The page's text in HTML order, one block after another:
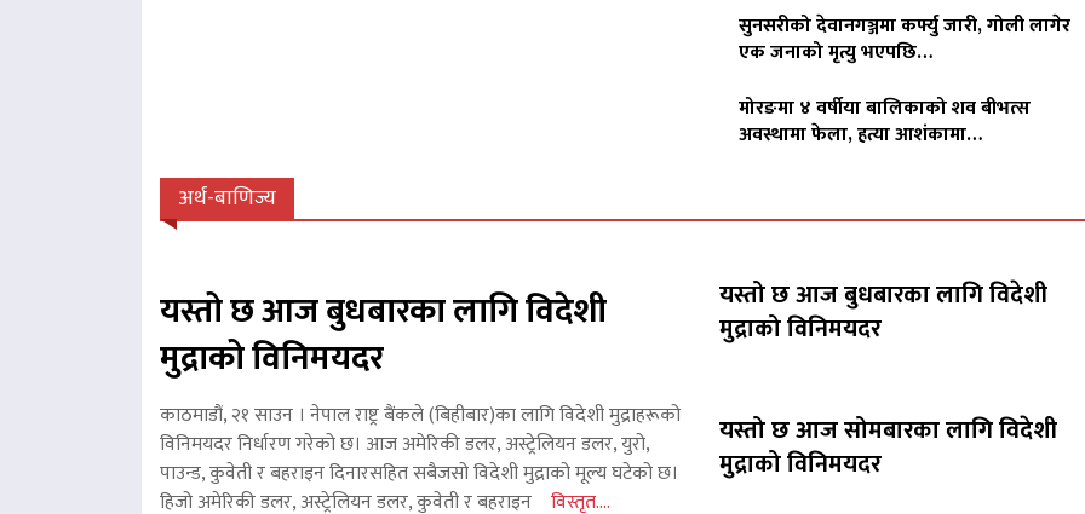
सुनसरीको देवानगञ्जमा कर्फ्यु जारी, गोली लागेर
एक जनाको मृत्यु भएपछि…
मोरङमा ४ वर्षीया बालिकाको शव बीभत्स
अवस्थामा फेला, हत्या आशंकामा…
अर्थ-बाणिज्य
यस्तो छ आज बुधबारका लागि विदेशी
मुद्राको विनिमयदर
काठमाडौं, २१ साउन । नेपाल राष्ट्र बैंकले (बिहीबार)का लागि विदेशी मुद्राहरूको
विनिमयदर निर्धारण गरेको छ। आज अमेरिकी डलर, अस्ट्रेलियन डलर, युरो,
पाउन्ड, कुवेती र बहराइन दिनारसहित सबैजसो विदेशी मुद्राको मूल्य घटेको छ।
हिजो अमेरिकी डलर, अस्ट्रेलियन डलर, कुवेती र बहराइन विस्तृत....
यस्तो छ आज बुधबारका लागि विदेशी
मुद्राको विनिमयदर
यस्तो छ आज सोमबारका लागि विदेशी
मुद्राको विनिमयदर